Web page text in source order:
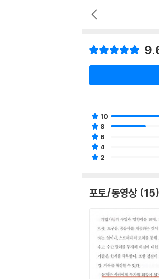
10
8
6
4
2
포토/동영상 (15)